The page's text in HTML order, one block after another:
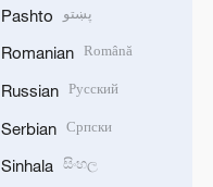
Pashto پښتو
Romanian Română
Russian Русский
Serbian Српски
Sinhala සිංහල